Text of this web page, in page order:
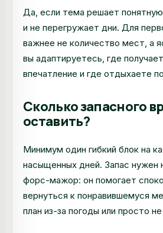
Да, если тема решает
и не перегружает дни. Для
важнее не количество мест, а
вы адаптируетесь, где
впечатление и где отдыхаете
Сколько запасного
оставить?
Минимум один гибкий блок на
насыщенных дней. Запас нужен
форс-мажор: он помогает
вернуться к понравившемуся
план из-за погоды или просто